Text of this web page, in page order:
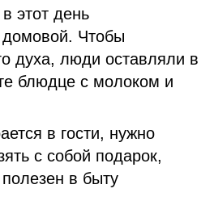
этот день
домовой. Чтобы
духа, люди оставляли в
блюдце с молоком и
в гости, нужно
с собой подарок,
в быту